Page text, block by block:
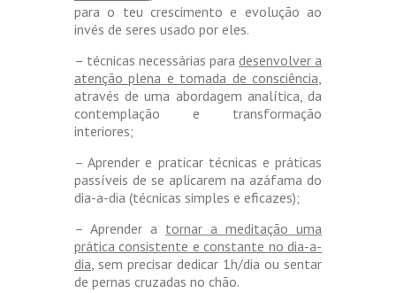
para o teu crescimento e evolução ao
invés de seres usado por eles.
– técnicas necessárias para desenvolver a
atenção plena e tomada de consciência
através de uma abordagem analítica, da
contemplação e transformação
interiores;
– Aprender e praticar técnicas e práticas
passíveis de se aplicarem na azáfama do
dia-a-dia (técnicas simples e eficazes);
– Aprender a tornar a meditação uma
prática consistente e constante no dia-a-
dia , sem precisar dedicar 1h/dia ou sentar
de pernas cruzadas no chão.